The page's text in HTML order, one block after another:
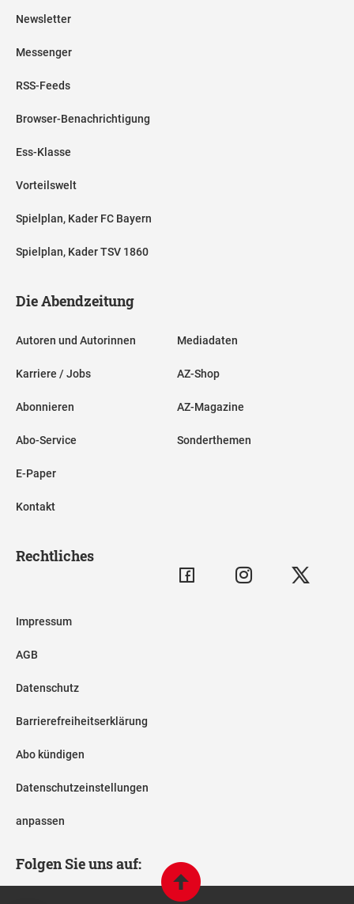
Newsletter
Messenger
RSS-Feeds
Browser-Benachrichtigung
Ess-Klasse
Vorteilswelt
Spielplan, Kader FC Bayern
Spielplan, Kader TSV 1860
Die Abendzeitung
Autoren und Autorinnen
Karriere / Jobs
Abonnieren
Abo-Service
E-Paper
Kontakt
Mediadaten
AZ-Shop
AZ-Magazine
Sonderthemen
Rechtliches
Impressum
AGB
Datenschutz
Barrierefreiheitserklärung
Abo kündigen
Datenschutzeinstellungen
anpassen
Folgen Sie uns auf: